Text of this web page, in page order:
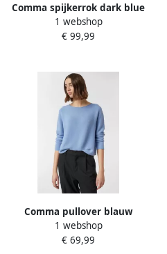
Comma spijkerrok dark blue
denim
1 webshop
€ 99,99
Comma pullover blauw
1 webshop
€ 69,99